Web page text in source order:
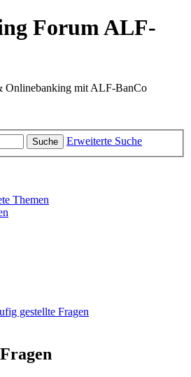
Forum ALF-
Onlinebanking mit ALF-BanCo
Suche Erweiterte Suche
Themen
gestellte Fragen